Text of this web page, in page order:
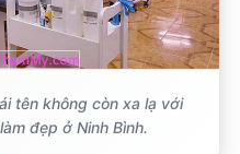
tên không còn xa lạ với
đẹp ở Ninh Bình.